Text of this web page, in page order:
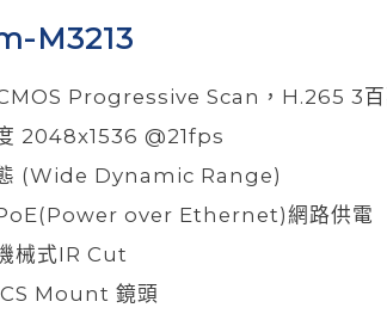
M3213
Progressive Scan，H.265 3百
2048x1536 @21fps
(Wide Dynamic Range)
over Ethernet)網路供電
械式IR Cut
Mount 鏡頭